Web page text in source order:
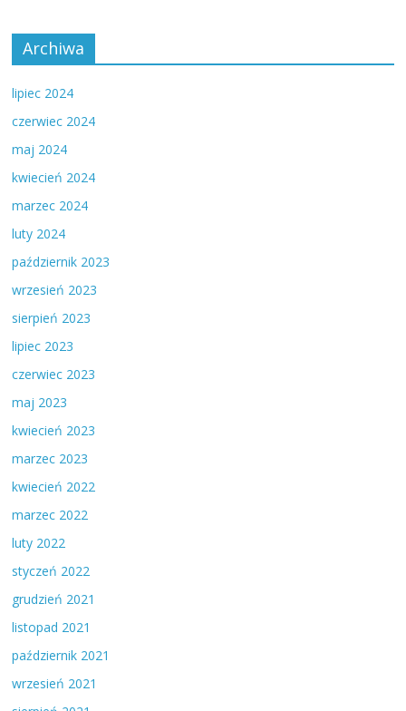
Archiwa
lipiec 2024
czerwiec 2024
maj 2024
kwiecień 2024
marzec 2024
luty 2024
październik 2023
wrzesień 2023
sierpień 2023
lipiec 2023
czerwiec 2023
maj 2023
kwiecień 2023
marzec 2023
kwiecień 2022
marzec 2022
luty 2022
styczeń 2022
grudzień 2021
listopad 2021
październik 2021
wrzesień 2021